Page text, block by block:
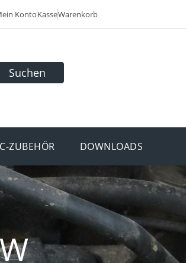
KontoKasseWarenkorb
Suchen
ZUBEHÖR DOWNLOADS